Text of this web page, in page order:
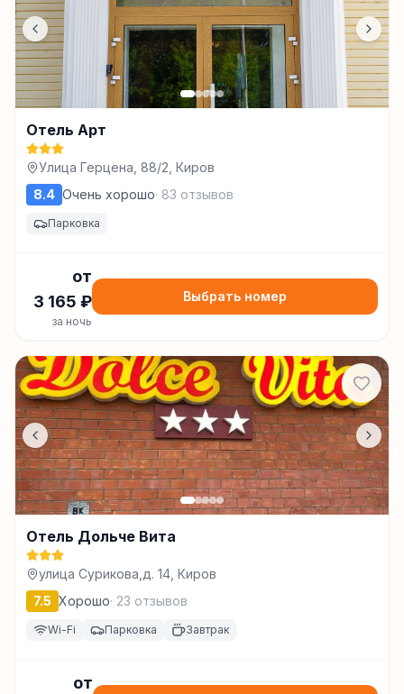
Отель Арт
Улица Герцена, 88/2, Киров
8.4 Очень хорошо· 83 отзывов
Парковка
от
3 165 ₽
за ночь
Выбрать номер
Отель Дольче Вита
улица Сурикова,д. 14, Киров
7.5 Хорошо· 23 отзывов
Wi-Fi Парковка Завтрак
от